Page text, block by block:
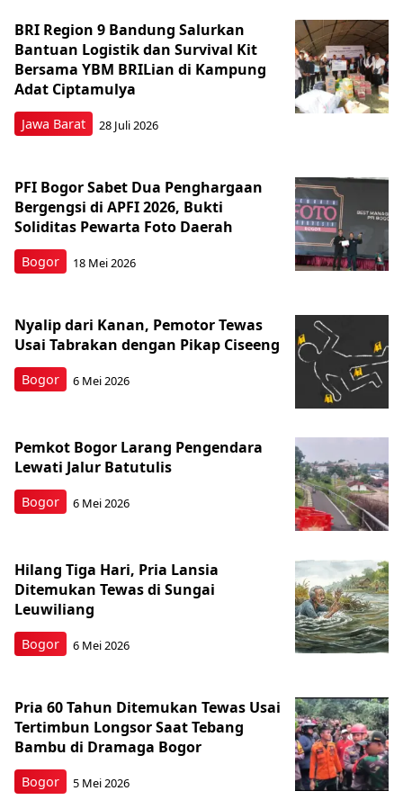
Jawa Barat
BRI Region 9 Bandung Salurkan
Bantuan Logistik dan Survival Kit
Bersama YBM BRILian di Kampung
Adat Ciptamulya
28 Juli 2026
Bogor
PFI Bogor Sabet Dua Penghargaan
Bergengsi di APFI 2026, Bukti
Soliditas Pewarta Foto Daerah
18 Mei 2026
Bogor
Nyalip dari Kanan, Pemotor Tewas
Usai Tabrakan dengan Pikap Ciseeng
6 Mei 2026
Bogor
Pemkot Bogor Larang Pengendara
Lewati Jalur Batutulis
6 Mei 2026
Bogor
Hilang Tiga Hari, Pria Lansia
Ditemukan Tewas di Sungai
Leuwiliang
6 Mei 2026
Bogor
Pria 60 Tahun Ditemukan Tewas Usai
Tertimbun Longsor Saat Tebang
Bambu di Dramaga Bogor
5 Mei 2026